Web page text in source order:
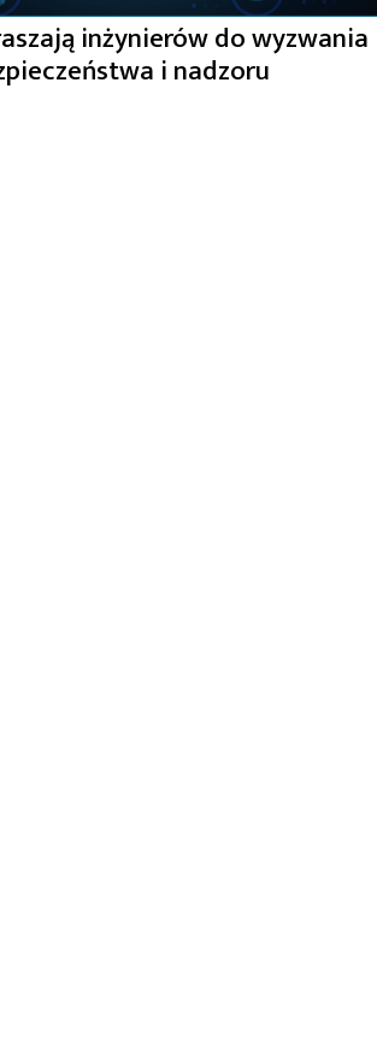
inżynierów do wyzwania
i nadzoru